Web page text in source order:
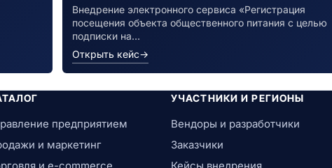
Внедрение электронного сервиса «Регистрация
посещения объекта общественного питания с целью
подписки на…
Открыть кейс→
предприятием
и маркетинг
УЧАСТНИКИ И РЕГИОНЫ
Вендоры и разработчики
Заказчики